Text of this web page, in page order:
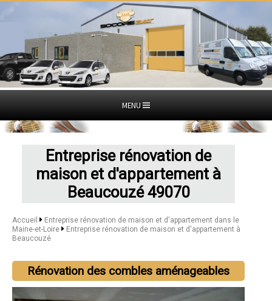
MENU
Entreprise rénovation de
maison et d'appartement à
Beaucouzé 49070
Accueil
Entreprise rénovation de maison et d'appartement dans le
Maine-et-Loire
Entreprise rénovation de maison et d'appartement à
Beaucouzé
Rénovation des combles aménageables